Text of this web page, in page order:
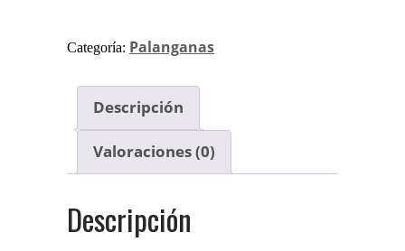
Categoría: Palanganas
Descripción
Valoraciones (0)
Descripción